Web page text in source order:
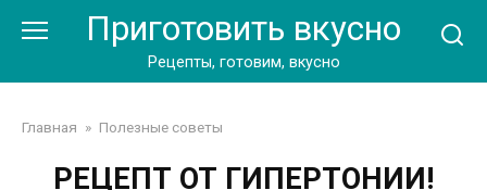
Приготовить вкусно
Рецепты, готовим, вкусно
Главная » Полезные советы
РЕЦЕПТ ОТ ГИПЕРТОНИИ!